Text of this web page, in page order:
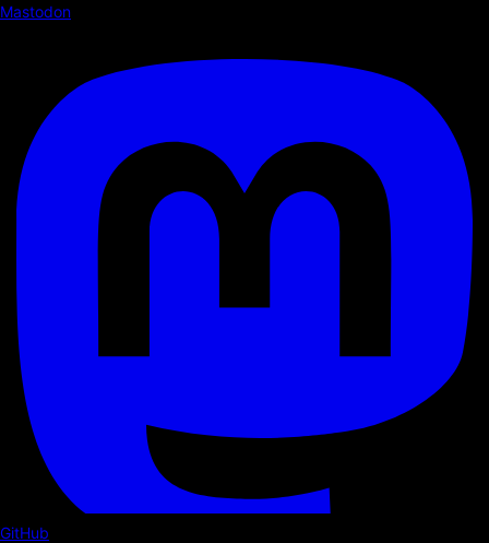
Mastodon
GitHub